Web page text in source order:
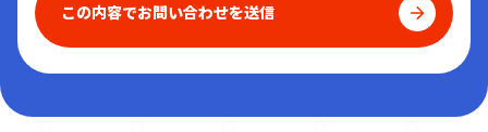
この内容でお問い合わせを送信